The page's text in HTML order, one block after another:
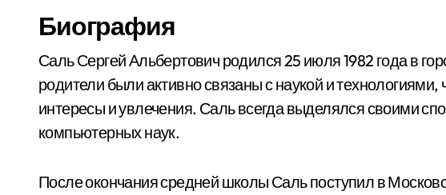
Биография
Саль Сергей Альбертович родился 25 июля 1982 года в
родители были активно связаны с наукой и технологиями,
интересы и увлечения. Саль всегда выделялся своими
компьютерных наук.
После окончания средней школы Саль поступил в